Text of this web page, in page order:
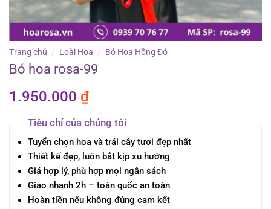
Trang chủ / Loài Hoa / Bó Hoa Hồng Đỏ
Bó hoa rosa-99
1.950.000 ₫
Tiêu chí của chúng tôi
Tuyển chọn hoa và trái cây tươi đẹp nhất
Thiết kế đẹp, luôn bắt kịp xu hướng
Giá hợp lý, phù hợp mọi ngân sách
Giao nhanh 2h – toàn quốc an toàn
Hoàn tiền nếu không đúng cam kết